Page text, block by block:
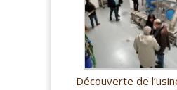
Découverte de